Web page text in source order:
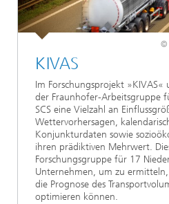
©
KIVAS
Im Forschungsprojekt »KIVAS«
der Fraunhofer-Arbeitsgruppe
SCS eine Vielzahl an
Wettervorhersagen,
Konjunkturdaten sowie
ihren prädiktiven Mehrwert.
Forschungsgruppe für 17
Unternehmen, um zu
die Prognose des
optimieren können.